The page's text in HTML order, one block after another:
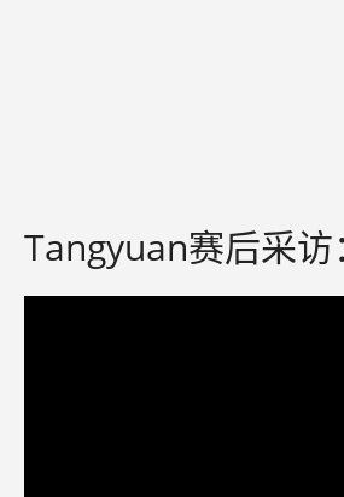
Tangyuan赛后采